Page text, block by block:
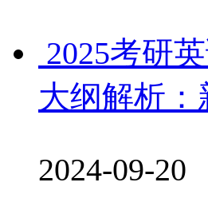
2025考研
大纲解析：
2024-09-20